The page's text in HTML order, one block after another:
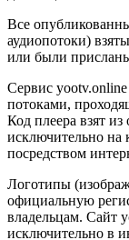
Все
аудиопотоки)
или были
Сервис
потоками,
Код плеера взят
исключительно на
посредством
Логотипы
официальную
владельцам. Сайт
исключительно в